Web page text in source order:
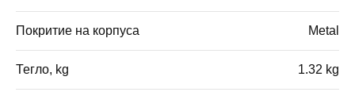
Покритие на корпуса Metal
Тегло, kg 1.32 kg